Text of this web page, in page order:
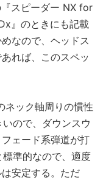
スピーダー NX for
』のときにも記載
なので、ヘッドス
れば、このスペッ
ネック軸周りの慣性
ので、ダウンスウ
ェード系弾道が打
準的なので、適度
安定する。ただ